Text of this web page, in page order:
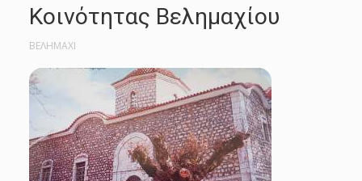
Κοινότητας Βελημαχίου
ΒΕΛΗΜΑΧΙ